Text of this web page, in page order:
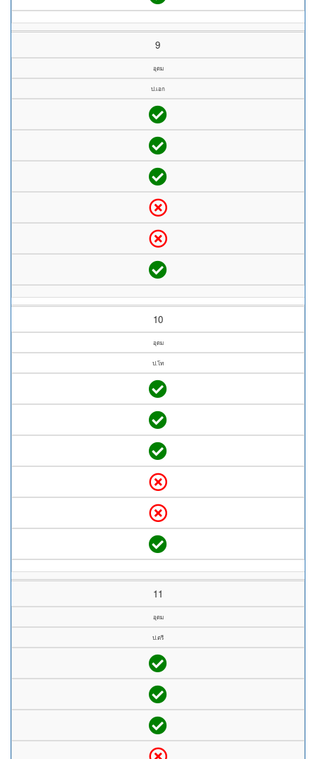
9
อุดม
ป.เอก
10
อุดม
ป.โท
11
อุดม
ป.ตรี